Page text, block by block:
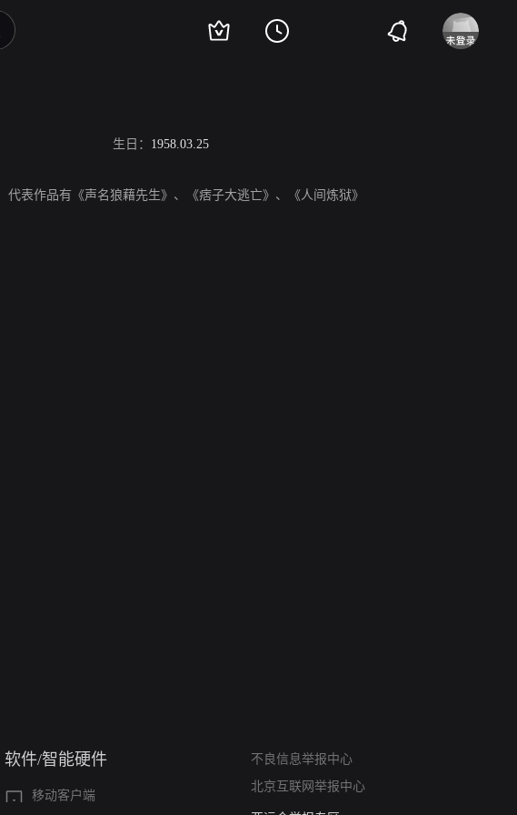
生日： 1958.03.25
代表作品有《声名狼藉先生》、《痞子大逃亡》、《人间炼狱》
软件/智能硬件
移动客户端
不良信息举报中心
北京互联网举报中心
算法推荐专项举报